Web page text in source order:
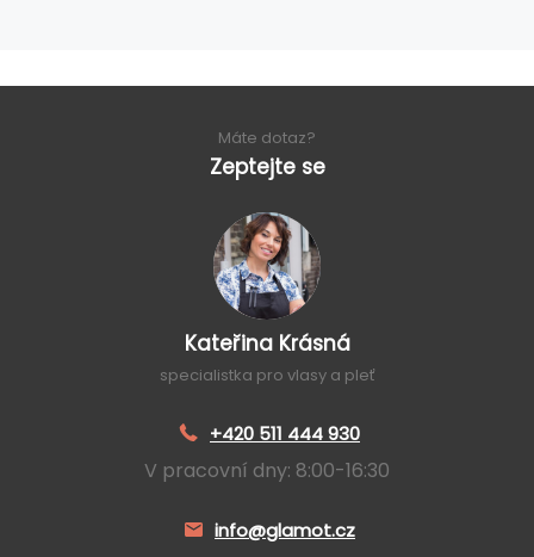
Máte dotaz?
Zeptejte se
Kateřina Krásná
specialistka pro vlasy a pleť
+420 511 444 930
V pracovní dny: 8:00-16:30
info@glamot.cz